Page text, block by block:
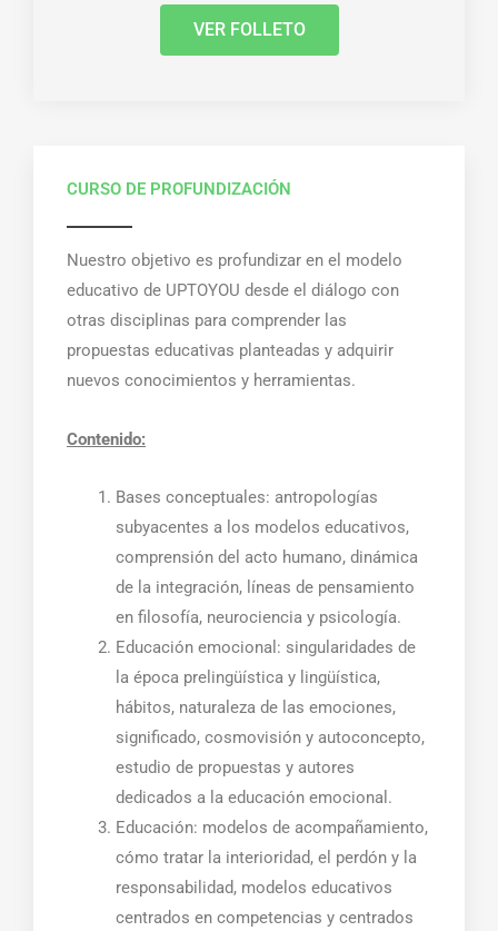
VER FOLLETO
CURSO DE PROFUNDIZACIÓN
Nuestro objetivo es profundizar en el modelo
educativo de UPTOYOU desde el diálogo con
otras disciplinas para comprender las
propuestas educativas planteadas y adquirir
nuevos conocimientos y herramientas.
Contenido:
Bases conceptuales: antropologías
subyacentes a los modelos educativos,
comprensión del acto humano, dinámica
de la integración, líneas de pensamiento
en filosofía, neurociencia y psicología.
Educación emocional: singularidades de
la época prelingüística y lingüística,
hábitos, naturaleza de las emociones,
significado, cosmovisión y autoconcepto,
estudio de propuestas y autores
dedicados a la educación emocional.
Educación: modelos de acompañamiento,
cómo tratar la interioridad, el perdón y la
responsabilidad, modelos educativos
centrados en competencias y centrados